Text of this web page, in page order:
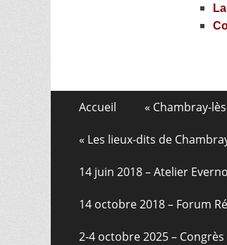
Menu
de
page
contenu
Accueil « Chambray-
« Les lieux-dits de
14 juin 2018 – Atelier
14 octobre 2018 – Forum
2-4 octobre 2025 –